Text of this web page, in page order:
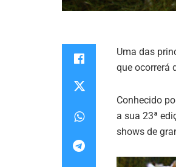
Uma das
que ocorrerá
Conhecido
a sua 23ª
shows de